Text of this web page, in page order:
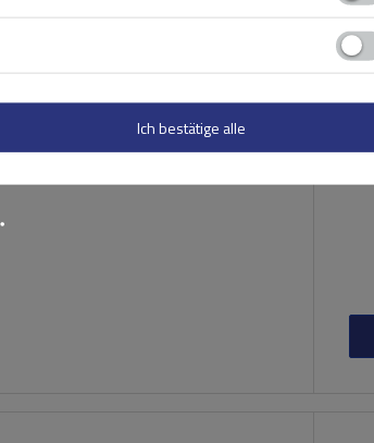
für traditionelle und integrierte
AluminiumschienenIch bestätige alle